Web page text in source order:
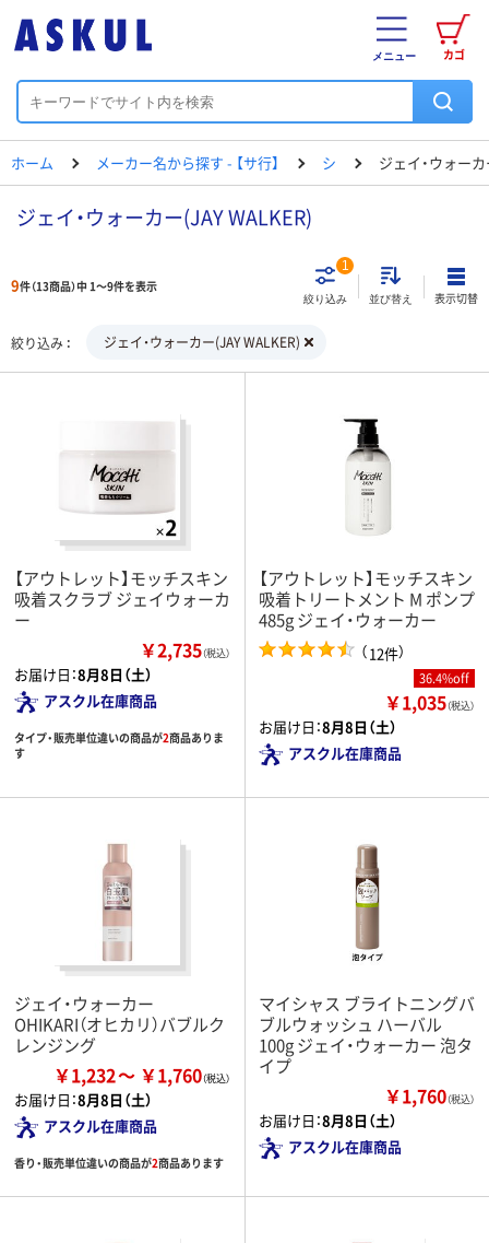
カゴ
メニュー
ホーム メーカー名から探す - 【サ行】 シ ジェイ・ウォー
ジェイ・ウォーカー(JAY WALKER)
9件（13商品）中 1～9件を表示
絞り込み
1
並び替え 表示切替
絞り込み ジェイ・ウォーカー(JAY WALKER)
【アウトレット】モッチスキン
吸着スクラブ ジェイウォーカ
ー
￥2,735（税込）
お届け日：8月8日（土）
アスクル在庫商品
タイプ・販売単位違いの商品が2商品ありま
す
【アウトレット】モッチスキン
吸着トリートメント M ポンプ
485g ジェイ・ウォーカー
（12件）
36.4%off
￥1,035（税込）
お届け日：8月8日（土）
アスクル在庫商品
ジェイ・ウォーカー
OHIKARI（オヒカリ）バブルク
レンジング
￥1,232 ￥1,760
お届け日：8月8日（土）
アスクル在庫商品
香り・販売単位違いの商品が2商品あります
マイシャス ブライトニングバ
ブルウォッシュ ハーバル
100g ジェイ・ウォーカー 泡タ
イプ
￥1,760（税込）
お届け日：8月8日（土）
アスクル在庫商品